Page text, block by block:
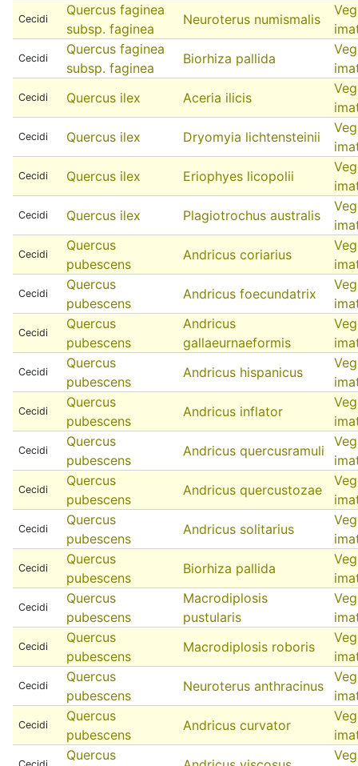
Cecidi
Quercus faginea
subsp. faginea
Neuroterus numismalis
Cecidi
Quercus faginea
subsp. faginea
Biorhiza pallida
Cecidi Quercus ilex Aceria ilicis
Cecidi Quercus ilex Dryomyia lichtensteinii
Cecidi Quercus ilex Eriophyes licopolii
Cecidi Quercus ilex Plagiotrochus australis
Cecidi
Quercus
pubescens
Andricus coriarius
Cecidi
Quercus
pubescens
Andricus foecundatrix
Cecidi
Quercus
pubescens
Andricus
gallaeurnaeformis
Cecidi
Quercus
pubescens
Andricus hispanicus
Cecidi
Quercus
pubescens
Andricus inflator
Cecidi
Quercus
pubescens
Andricus quercusramuli
Cecidi
Quercus
pubescens
Andricus quercustozae
Cecidi
Quercus
pubescens
Andricus solitarius
Cecidi
Quercus
pubescens
Biorhiza pallida
Cecidi
Quercus
pubescens
Macrodiplosis
pustularis
Cecidi
Quercus
pubescens
Macrodiplosis roboris
Cecidi
Quercus
pubescens
Neuroterus anthracinus
Cecidi
Quercus
pubescens
Andricus curvator
Quercus